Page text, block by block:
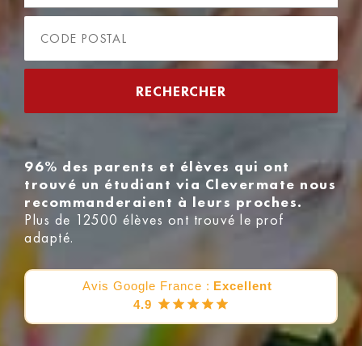
96% des parents et élèves qui ont
trouvé un étudiant via Clevermate nous
recommanderaient à leurs proches.
Plus de 12500 élèves ont trouvé le prof
adapté.
Avis Google France : Excellent
4.9